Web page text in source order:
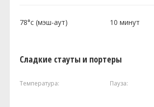
78°c (мэш-аут) 10 минут
Сладкие стауты и портеры
Температура: Пауза: